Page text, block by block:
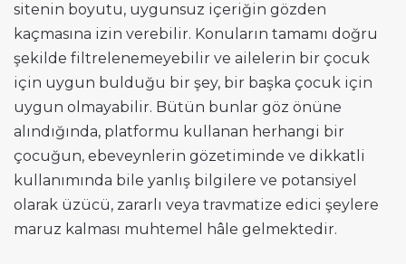
sitenin boyutu, uygunsuz içeriğin gözden
kaçmasına izin verebilir. Konuların tamamı doğru
şekilde filtrelenemeyebilir ve ailelerin bir çocuk
için uygun bulduğu bir şey, bir başka çocuk için
uygun olmayabilir. Bütün bunlar göz önüne
alındığında, platformu kullanan herhangi bir
çocuğun, ebeveynlerin gözetiminde ve dikkatli
kullanımında bile yanlış bilgilere ve potansiyel
olarak üzücü, zararlı veya travmatize edici şeylere
maruz kalması muhtemel hâle gelmektedir.